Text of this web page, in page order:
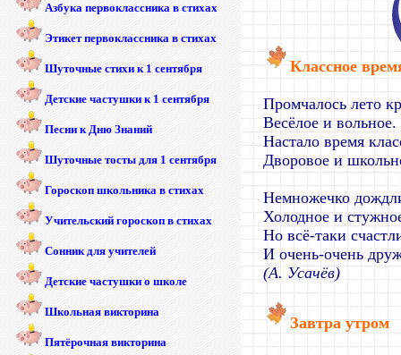
Азбука первоклассника в стихах
Этикет первоклассника в стихах
Шуточные стихи к 1 сентября
Детские частушки к 1 сентября
Песни к Дню Знаний
Шуточные тосты для 1 сентября
Гороскоп школьника в стихах
Учительский гороскоп в стихах
Сонник для учителей
Детские частушки о школе
Школьная викторина
Пятёрочная викторина
Классное
Промчалось лето
Весёлое и вольное.
Настало время
Дворовое и
Немножечко
Холодное и
Но всё-таки
И очень-очень
(А. Усачёв)
Завтра утром